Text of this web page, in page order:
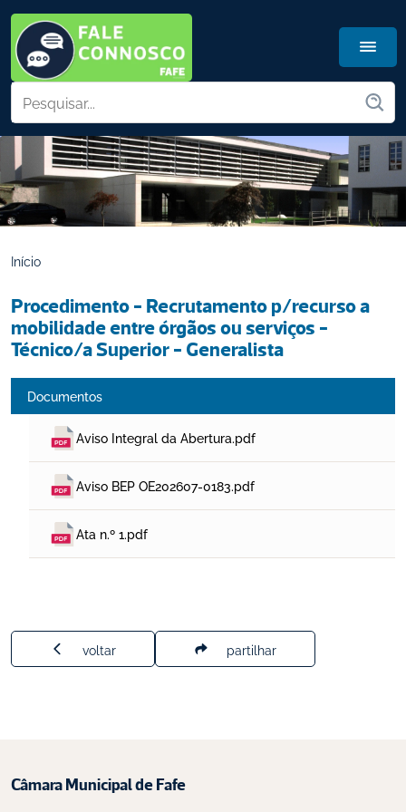
Início
Procedimento - Recrutamento p/recurso a
mobilidade entre órgãos ou serviços -
Técnico/a Superior - Generalista
Documentos
Aviso Integral da Abertura.pdf
Aviso BEP OE202607-0183.pdf
Ata n.º 1.pdf
voltar partilhar
Câmara Municipal de Fafe